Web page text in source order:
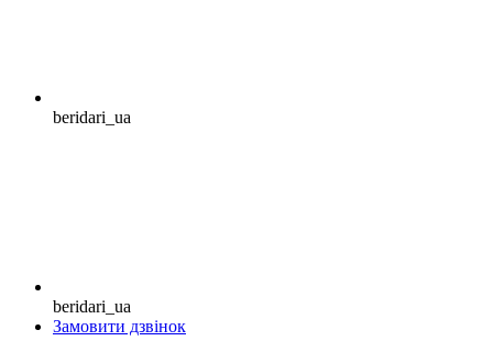
beridari_ua
beridari_ua
Замовити дзвінок